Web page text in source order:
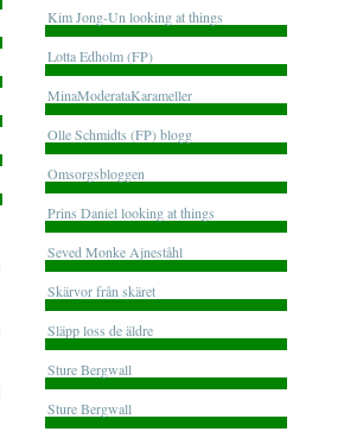
Kim Jong-Un looking at things
Lotta Edholm (FP)
MinaModerataKarameller
Olle Schmidts (FP) blogg
Omsorgsbloggen
Prins Daniel looking at things
Seved Monke Ajneståhl
Skärvor från skäret
Släpp loss de äldre
Sture Bergwall
Sture Bergwall